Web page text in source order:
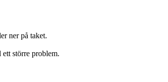
ner på taket.
större problem.